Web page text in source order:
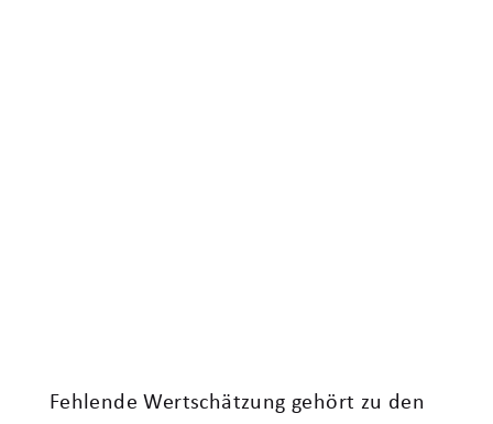
Fehlende Wertschätzung gehört zu den